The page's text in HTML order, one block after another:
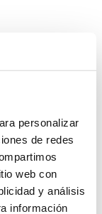
personalizar
de redes
web con
y análisis
información
page